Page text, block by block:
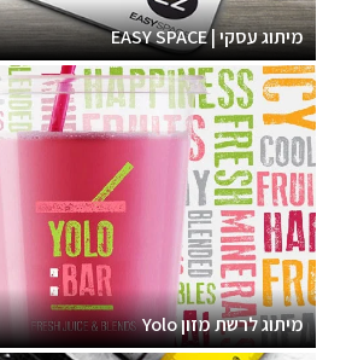
מיתוג עסקי | EASY SPACE
מיתוג לרשת מזון Yolo